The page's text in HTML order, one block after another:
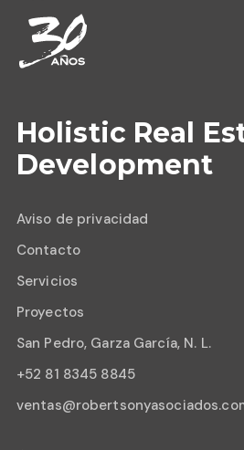
Holistic Real
Development
Aviso de privacidad
Contacto
Servicios
Proyectos
San Pedro, Garza García, N. L.
+52 81 8345 8845